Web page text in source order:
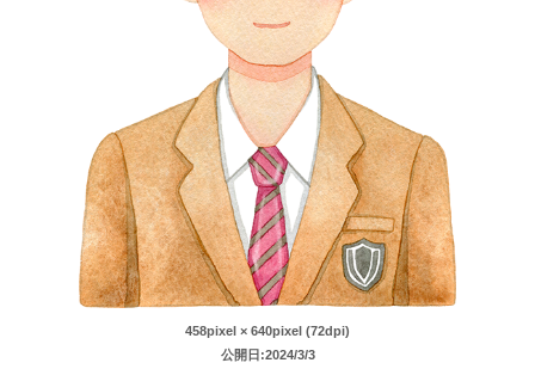
458pixel × 640pixel (72dpi)
公開日:2024/3/3